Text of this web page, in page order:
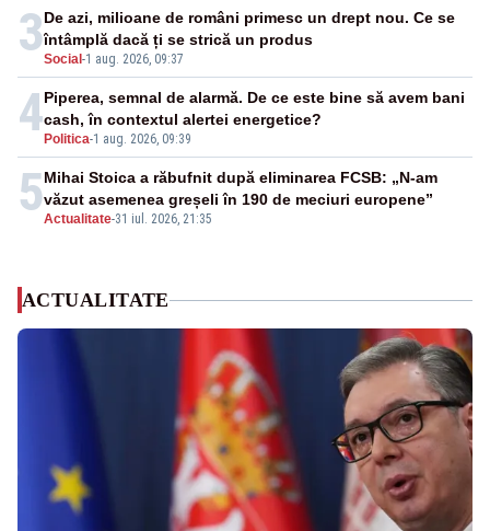
3Social -1 aug. 2026, 09:37
De azi, milioane de români primesc un drept nou. Ce se
întâmplă dacă ți se strică un produs
4 Politica-1 aug. 2026, 09:39
Piperea, semnal de alarmă. De ce este bine să avem bani
cash, în contextul alertei energetice?
5Actualitate-31 iul. 2026, 21:35
Mihai Stoica a răbufnit după eliminarea FCSB: „N-am
văzut asemenea greșeli în 190 de meciuri europene”
ACTUALITATE